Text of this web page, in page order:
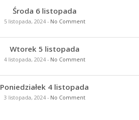
Środa 6 listopada
5 listopada, 2024- No Comment
Wtorek 5 listopada
4 listopada, 2024- No Comment
Poniedziałek 4 listopada
3 listopada, 2024- No Comment